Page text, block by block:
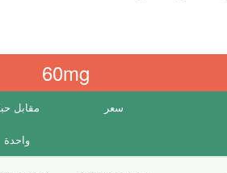
60mg
مقابل
واحدة
سعر